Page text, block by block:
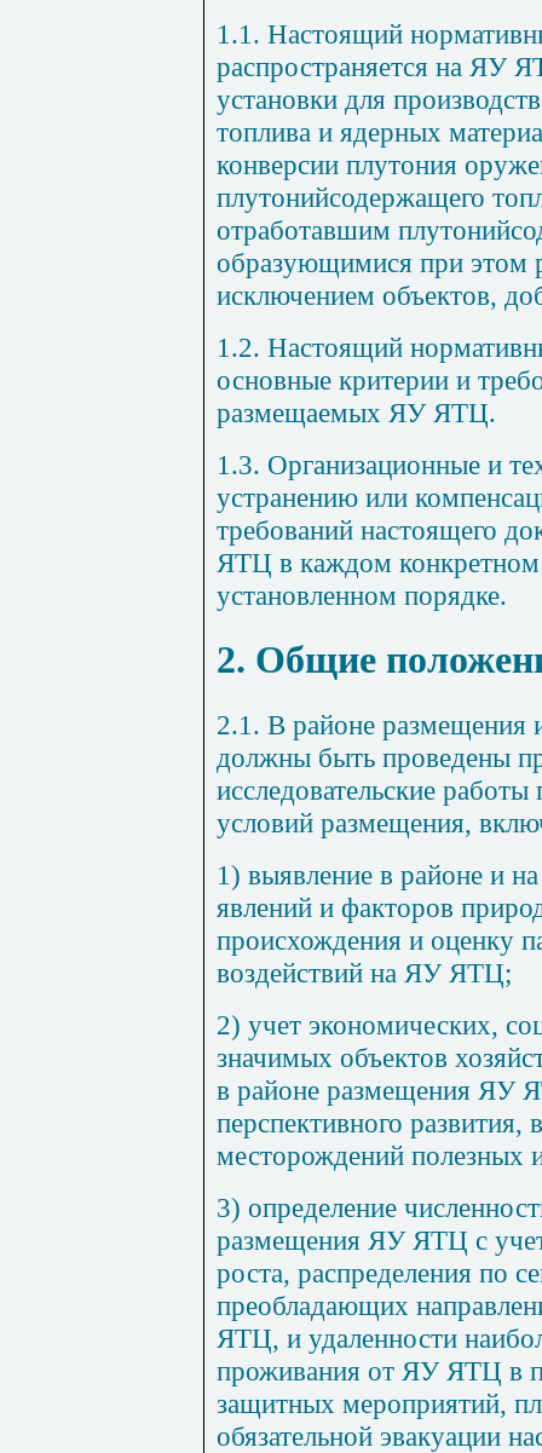
1.1. Настоящий
распространяется на ЯУ
установки для
топлива и ядерных
конверсии плутония
плутонийсодержащего
отработавшим
образующимися при этом
исключением объектов,
1.2. Настоящий
основные критерии и
размещаемых ЯУ ЯТЦ.
1.3. Организационные и
устранению или
требований настоящего
ЯТЦ в каждом конкретном
установленном порядке.
2. Общие
2.1. В районе
должны быть проведены
исследовательские
условий размещения,
1) выявление в районе и
явлений и факторов
происхождения и оценку
воздействий на ЯУ ЯТЦ;
2) учет экономических,
значимых объектов
в районе размещения ЯУ
перспективного развития,
месторождений полезных
3) определение
размещения ЯУ ЯТЦ с
роста, распределения по
преобладающих
ЯТЦ, и удаленности
проживания от ЯУ ЯТЦ в
защитных мероприятий,
обязательной эвакуации